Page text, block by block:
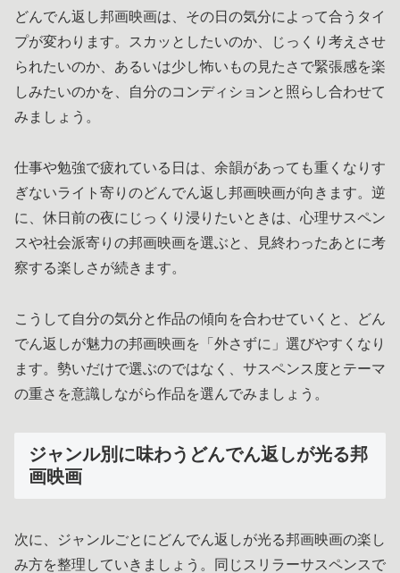
どんでん返し邦画映画は、その日の気分によって合うタイ
プが変わります。スカッとしたいのか、じっくり考えさせ
られたいのか、あるいは少し怖いもの見たさで緊張感を楽
しみたいのかを、自分のコンディションと照らし合わせて
みましょう。
仕事や勉強で疲れている日は、余韻があっても重くなりす
ぎないライト寄りのどんでん返し邦画映画が向きます。逆
に、休日前の夜にじっくり浸りたいときは、心理サスペン
スや社会派寄りの邦画映画を選ぶと、見終わったあとに考
察する楽しさが続きます。
こうして自分の気分と作品の傾向を合わせていくと、どん
でん返しが魅力の邦画映画を「外さずに」選びやすくなり
ます。勢いだけで選ぶのではなく、サスペンス度とテーマ
の重さを意識しながら作品を選んでみましょう。
ジャンル別に味わうどんでん返しが光る邦
画映画
次に、ジャンルごとにどんでん返しが光る邦画映画の楽し
み方を整理していきましょう。同じスリラーサスペンスで